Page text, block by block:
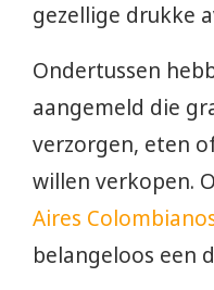
gezellige drukke
Ondertussen
aangemeld die
verzorgen, eten
willen verkopen.
Aires
belangeloos een